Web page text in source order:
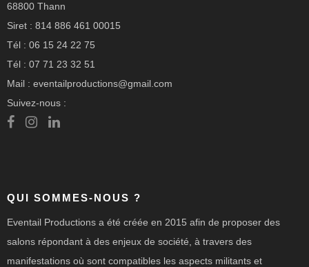
68800 Thann
Siret : 814 886 461 00015
Tél : 06 15 24 22 75
Tél : 07 71 23 32 51
Mail : eventailproductions@gmail.com
Suivez-nous :
QUI SOMMES-NOUS ?
Eventail Productions a été créée en 2015 afin de proposer des
salons répondant à des enjeux de société, à travers des
manifestations où sont compatibles les aspects militants et